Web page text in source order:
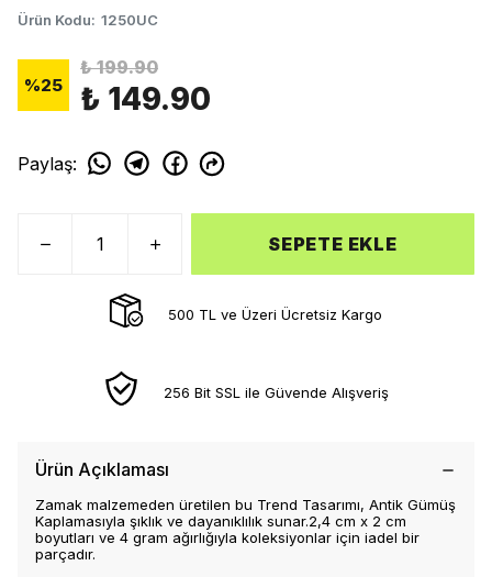
Ürün Kodu: 1250UC
%25
₺ 199.90
₺ 149.90
Paylaş:
SEPETE EKLE
500 TL ve Üzeri Ücretsiz Kargo
256 Bit SSL ile Güvende Alışveriş
Ürün Açıklaması
Zamak malzemeden üretilen bu Trend Tasarımı, Antik Gümüş
Kaplamasıyla şıklık ve dayanıklılık sunar.2,4 cm x 2 cm
boyutları ve 4 gram ağırlığıyla koleksiyonlar için iadel bir
parçadır.